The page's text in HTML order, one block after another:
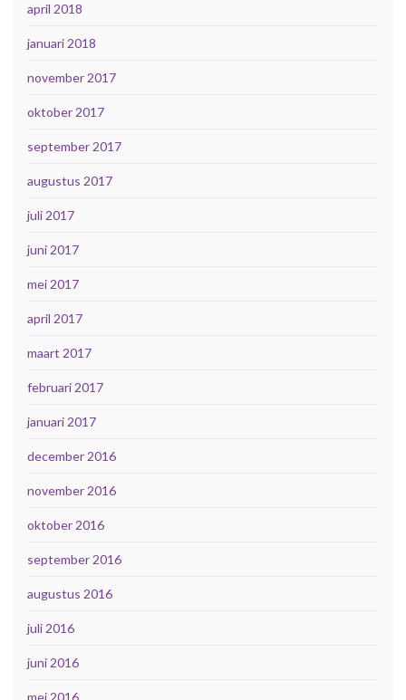
april 2018
januari 2018
november 2017
oktober 2017
september 2017
augustus 2017
juli 2017
juni 2017
mei 2017
april 2017
maart 2017
februari 2017
januari 2017
december 2016
november 2016
oktober 2016
september 2016
augustus 2016
juli 2016
juni 2016